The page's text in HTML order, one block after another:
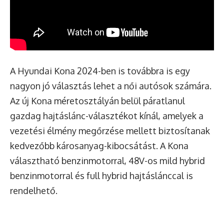
A Hyundai Kona 2024-ben is továbbra is egy
nagyon jó választás lehet a női autósok számára.
Az új Kona méretosztályán belül páratlanul
gazdag hajtáslánc-választékot kínál, amelyek a
vezetési élmény megőrzése mellett biztosítanak
kedvezőbb károsanyag-kibocsátást. A Kona
választható benzinmotorral, 48V-os mild hybrid
benzinmotorral és full hybrid hajtáslánccal is
rendelhető.